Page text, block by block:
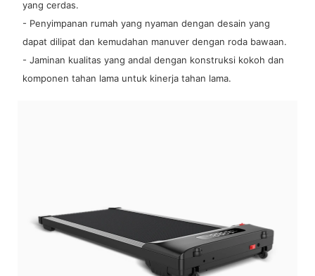
yang cerdas.
- Penyimpanan rumah yang nyaman dengan desain yang
dapat dilipat dan kemudahan manuver dengan roda bawaan.
- Jaminan kualitas yang andal dengan konstruksi kokoh dan
komponen tahan lama untuk kinerja tahan lama.